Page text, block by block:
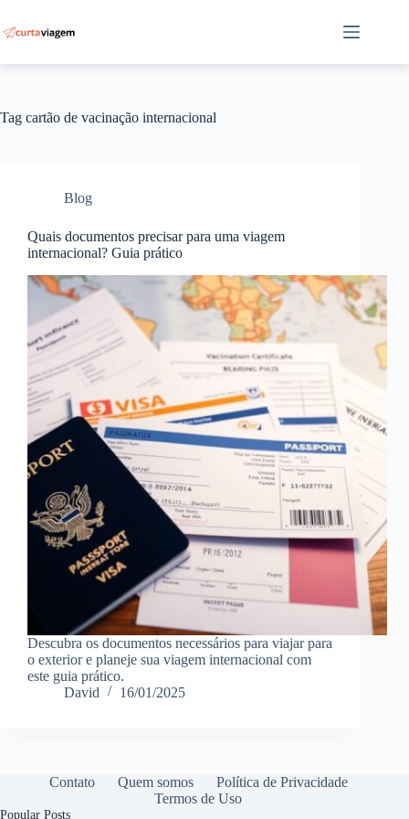
para
o
Tag cartão de vacinação internacional
Blog
Quais documentos precisar para uma viagem
internacional? Guia prático
Descubra os documentos necessários para viajar para
o exterior e planeje sua viagem internacional com
este guia prático.
David
16/01/2025
Contato Quem somos
Política de Privacidade
Termos de Uso
Popular Posts